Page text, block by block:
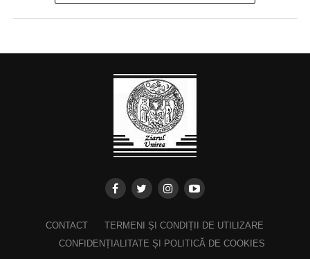
CONTACT
TERMENI ȘI CONDIȚII DE UTILIZARE
CONFIDENȚIALITATE ȘI POLITICĂ DE COOKIES